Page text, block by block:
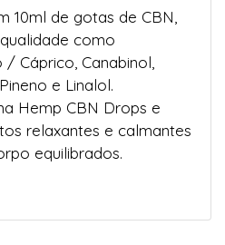
10ml de gotas de CBN,
como
Cáprico, Canabinol,
e Linalol.
Hemp CBN Drops e
relaxantes e calmantes
equilibrados.